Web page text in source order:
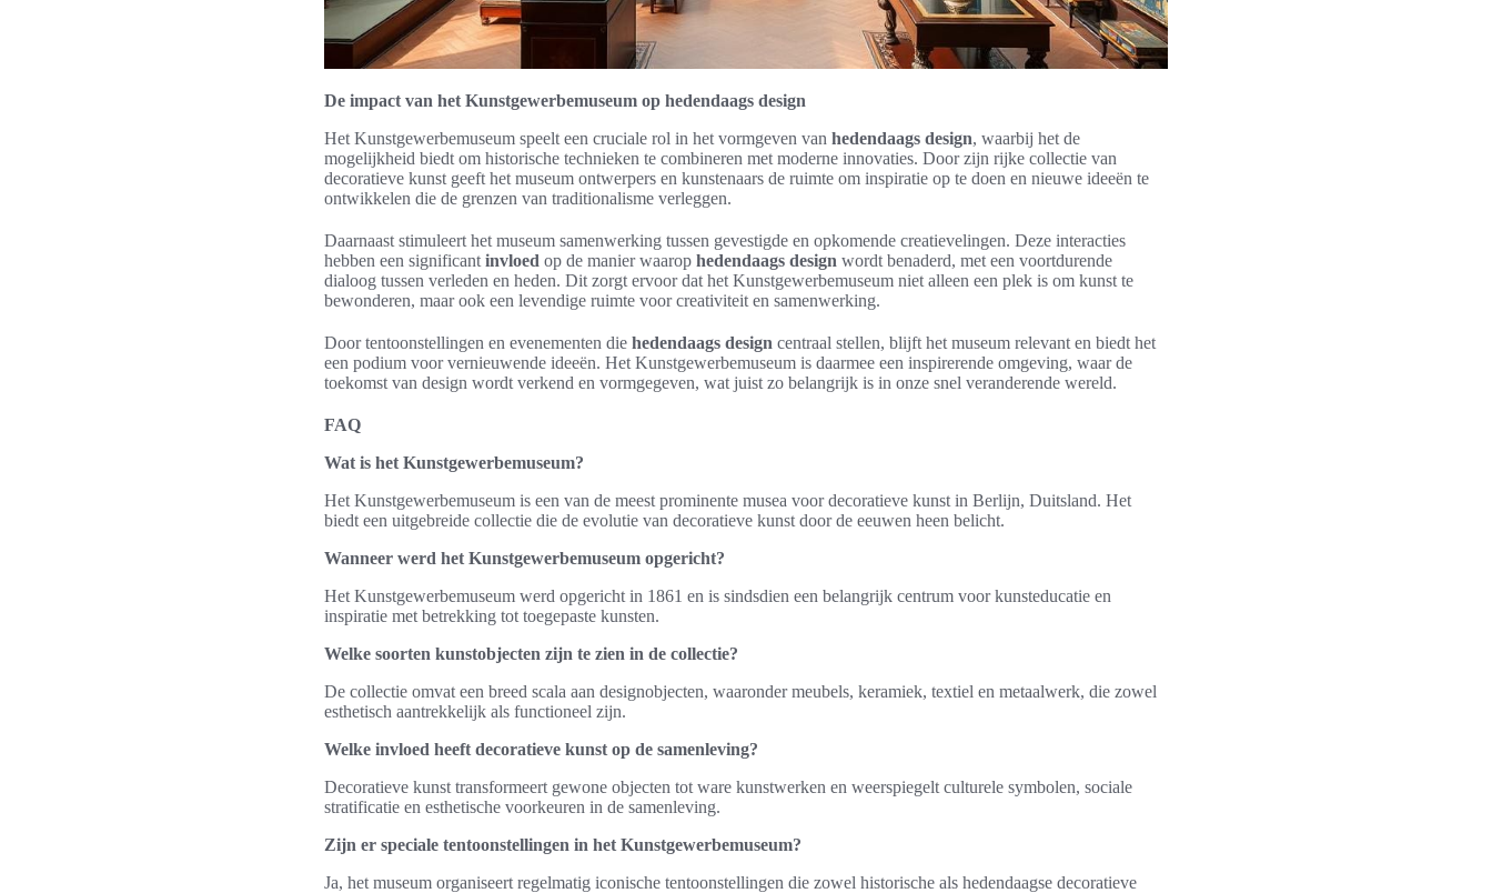
De impact van het Kunstgewerbemuseum op hedendaags design
Het Kunstgewerbemuseum speelt een cruciale rol in het vormgeven van hedendaags design, waarbij het de
mogelijkheid biedt om historische technieken te combineren met moderne innovaties. Door zijn rijke collectie van
decoratieve kunst geeft het museum ontwerpers en kunstenaars de ruimte om inspiratie op te doen en nieuwe ideeën te
ontwikkelen die de grenzen van traditionalisme verleggen.
Daarnaast stimuleert het museum samenwerking tussen gevestigde en opkomende creatievelingen. Deze interacties
hebben een significant invloed op de manier waarop hedendaags design wordt benaderd, met een voortdurende
dialoog tussen verleden en heden. Dit zorgt ervoor dat het Kunstgewerbemuseum niet alleen een plek is om kunst te
bewonderen, maar ook een levendige ruimte voor creativiteit en samenwerking.
Door tentoonstellingen en evenementen die hedendaags design centraal stellen, blijft het museum relevant en biedt het
een podium voor vernieuwende ideeën. Het Kunstgewerbemuseum is daarmee een inspirerende omgeving, waar de
toekomst van design wordt verkend en vormgegeven, wat juist zo belangrijk is in onze snel veranderende wereld.
FAQ
Wat is het Kunstgewerbemuseum?
Het Kunstgewerbemuseum is een van de meest prominente musea voor decoratieve kunst in Berlijn, Duitsland. Het
biedt een uitgebreide collectie die de evolutie van decoratieve kunst door de eeuwen heen belicht.
Wanneer werd het Kunstgewerbemuseum opgericht?
Het Kunstgewerbemuseum werd opgericht in 1861 en is sindsdien een belangrijk centrum voor kunsteducatie en
inspiratie met betrekking tot toegepaste kunsten.
Welke soorten kunstobjecten zijn te zien in de collectie?
De collectie omvat een breed scala aan designobjecten, waaronder meubels, keramiek, textiel en metaalwerk, die zowel
esthetisch aantrekkelijk als functioneel zijn.
Welke invloed heeft decoratieve kunst op de samenleving?
Decoratieve kunst transformeert gewone objecten tot ware kunstwerken en weerspiegelt culturele symbolen, sociale
stratificatie en esthetische voorkeuren in de samenleving.
Zijn er speciale tentoonstellingen in het Kunstgewerbemuseum?
Ja, het museum organiseert regelmatig iconische tentoonstellingen die zowel historische als hedendaagse decoratieve